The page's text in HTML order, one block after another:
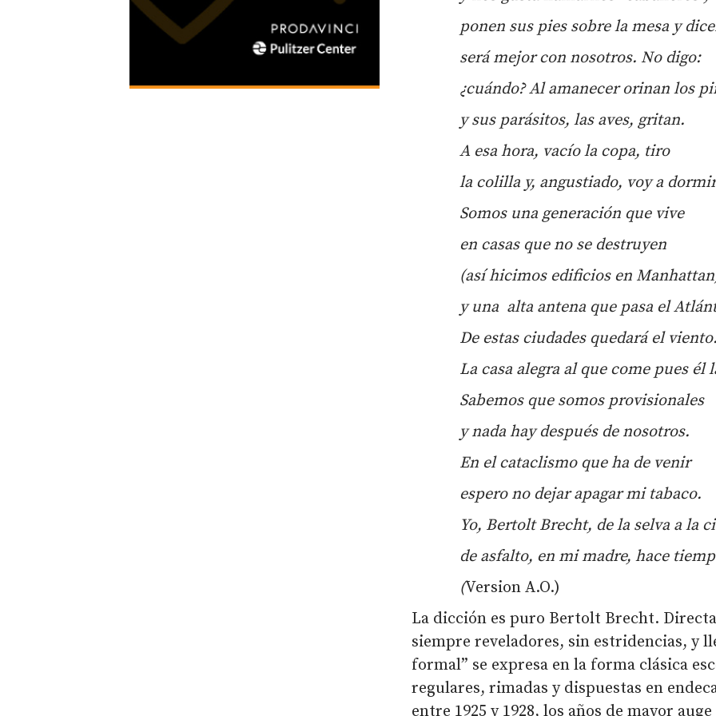
ponen sus pies sobre la mesa y
serámejor con nosotros. No digo:
¿cuándo? Al amanecer orinan los
y sus parásitos, las aves, gritan.
A esa hora, vacío la copa, tiro
la colilla y, angustiado, voy a
Somos una generación que vive
en casas que no se destruyen
(asíhicimos edificiosen Manhattan
yuna alta antena que pasa el Atlá
De estas ciudades quedará el viento.
La casa alegra al que come pues él
Sabemos que somos provisionales
y nada hay después de nosotros.
En el cataclismo que ha de venir
espero no dejar apagar mi tabaco.
Yo, Bertolt Brecht, de la selva a la
de asfalto, en mi madre, hace
(Version A.O.)
La dicción es puro Bertolt Brecht.
siempre reveladores, sin estridencias, y
formal” se expresa en la forma clásica
regulares, rimadas y dispuestas en
entre 1925 y 1928, los años de mayor